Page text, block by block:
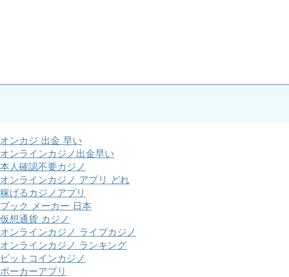
オンカジ 出金 早い
オンラインカジノ出金早い
本人確認不要カジノ
オンラインカジノ アプリ どれ
稼げるカジノアプリ
ブック メーカー 日本
仮想通貨 カジノ
オンラインカジノ ライブカジノ
オンラインカジノ ランキング
ビットコインカジノ
ポーカーアプリ